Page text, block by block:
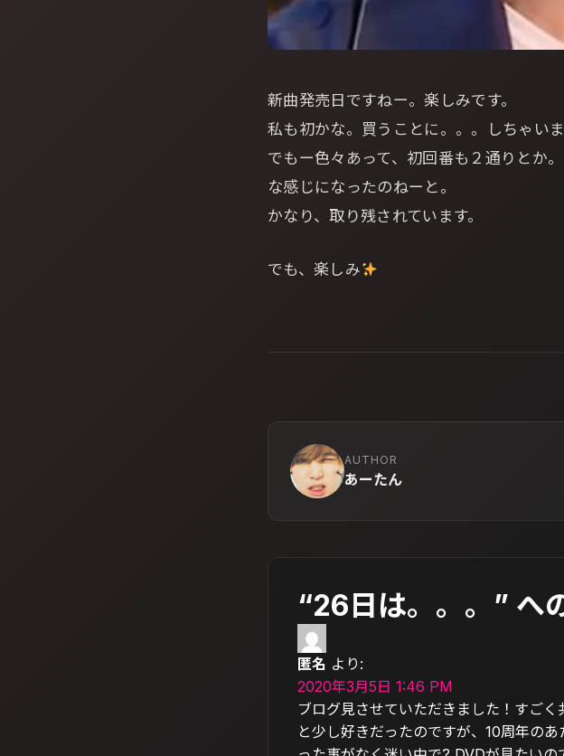
新曲発売日ですねー。楽しみです。
私も初かな。買うことに。。。しちゃい
でもー色々あって、初回番も２通りとか
な感じになったのねーと。
かなり、取り残されています。
でも、楽しみ
AUTHOR
あーたん
“26日は。。。” へ
匿名 より:
2020年3月5日 1:46 PM
ブログ見させていただきました！すご
と少し好きだったのですが、10周年の